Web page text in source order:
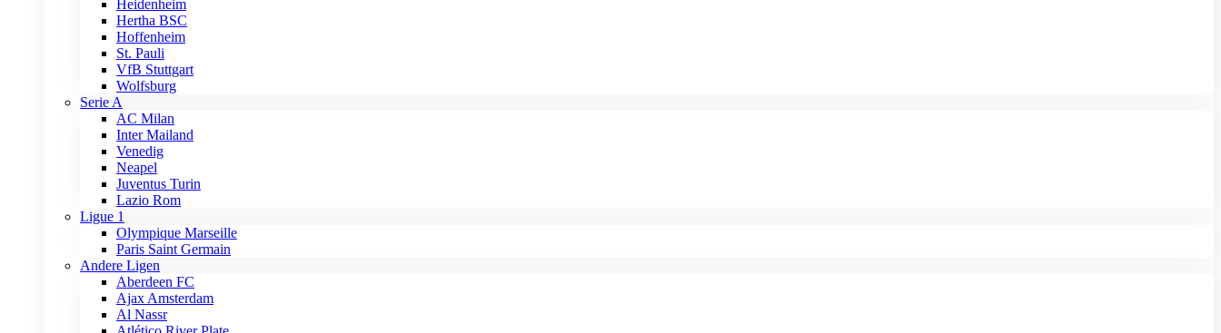
Heidenheim
Hertha BSC
Hoffenheim
St. Pauli
VfB Stuttgart
Wolfsburg
Serie A
AC Milan
Inter Mailand
Venedig
Neapel
Juventus Turin
Lazio Rom
Ligue 1
Olympique Marseille
Paris Saint Germain
Andere Ligen
Aberdeen FC
Ajax Amsterdam
Al Nassr